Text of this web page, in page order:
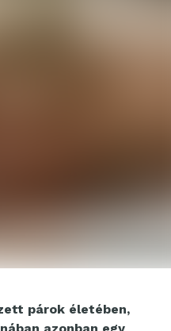
párok életében,